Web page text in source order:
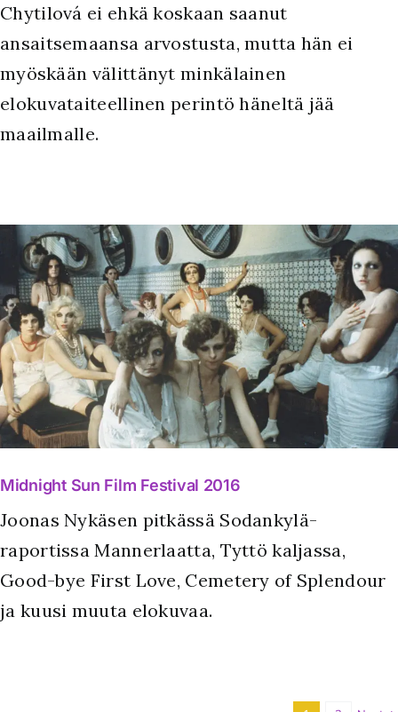
Chytilová ei ehkä koskaan saanut
ansaitsemaansa arvostusta, mutta hän ei
myöskään välittänyt minkälainen
elokuvataiteellinen perintö häneltä jää
maailmalle.
Midnight Sun Film Festival 2016
Joonas Nykäsen pitkässä Sodankylä-
raportissa Mannerlaatta, Tyttö kaljassa,
Good-bye First Love, Cemetery of Splendour
ja kuusi muuta elokuvaa.